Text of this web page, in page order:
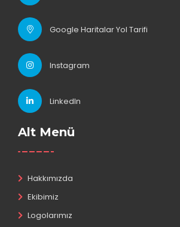
Google Haritalar Yol Tarifi
Instagram
LinkedIn
Alt Menü
Hakkımızda
Ekibimiz
Logolarımız